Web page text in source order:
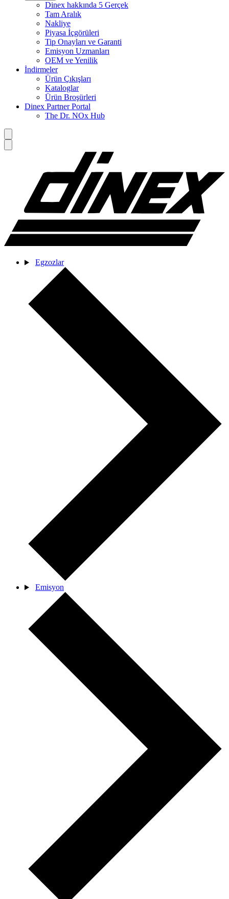
Dinex hakkında 5 Gerçek
Tam Aralık
Nakliye
Piyasa İçgörüleri
Tip Onayları ve Garanti
Emisyon Uzmanları
OEM ve Yenilik
İndirmeler
Ürün Çıkışları
Kataloglar
Ürün Broşürleri
Dinex Partner Portal
The Dr. NOx Hub
Egzozlar
Emisyon